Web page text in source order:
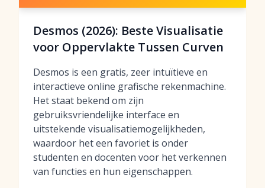
Desmos (2026): Beste Visualisatie
voor Oppervlakte Tussen Curven
Desmos is een gratis, zeer intuïtieve en
interactieve online grafische rekenmachine.
Het staat bekend om zijn
gebruiksvriendelijke interface en
uitstekende visualisatiemogelijkheden,
waardoor het een favoriet is onder
studenten en docenten voor het verkennen
van functies en hun eigenschappen.